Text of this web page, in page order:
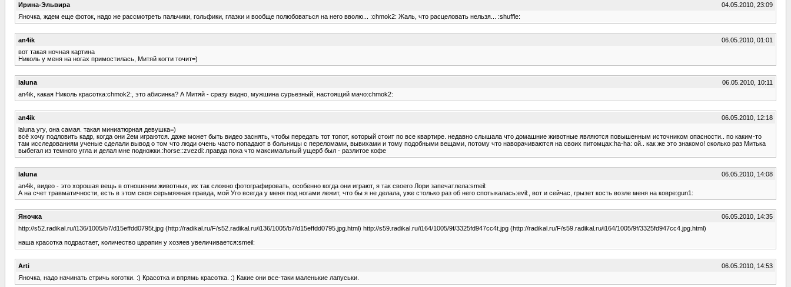
Ирина-Эльвира
04.05.2010, 23:09
Яночка, ждем еще фоток, надо же рассмотреть пальчики, гольфики, глазки и вообще полюбоваться на него вволю... :chmok2: Жаль, что расцеловать нельзя... :shuffle:
an4ik
06.05.2010, 01:01
вот такая ночная картина
Николь у меня на ногах примостилась, Митяй когти точит=)
laluna
06.05.2010, 10:11
an4ik, какая Николь красотка:chmok2:, это абисинка? А Митяй - сразу видно, мужшина сурьезный, настоящий мачо:chmok2:
an4ik
06.05.2010, 12:18
laluna угу, она самая. такая миниатюрная девушка=)
всё хочу подловить кадр, когда они 2ем играются. даже может быть видео заснять, чтобы передать тот топот, который стоит по все квартире. недавно слышала что домашние животные являются повышенным источником опасности.. по каким-то
там исследованиям ученые сделали вывод о том что люди очень часто попадают в больницы с переломами, вывихами и тому подобными вещами, потому что наворачиваются на своих питомцах:ha-ha: ой.. как же это знакомо! сколько раз Митька
выбегал из темного угла и делал мне подножки.:horse::zvezdi:.правда пока что максимальный ущерб был - разлитое кофе
laluna
06.05.2010, 14:08
an4ik, видео - это хорошая вещь в отношении животных, их так сложно фотографировать, особенно когда они играют, я так своего Лори запечатлела:smeil:
А на счет травматичности, есть в этом своя серьмяжная правда, мой Уго всегда у меня под ногами лежит, что бы я не делала, уже столько раз об него спотыкалась:evil:, вот и сейчас, грызет кость возле меня на ковре:gun1:
Яночка
06.05.2010, 14:35
http://s52.radikal.ru/i136/1005/b7/d15effdd0795t.jpg (http://radikal.ru/F/s52.radikal.ru/i136/1005/b7/d15effdd0795.jpg.html) http://s59.radikal.ru/i164/1005/9f/3325fd947cc4t.jpg (http://radikal.ru/F/s59.radikal.ru/i164/1005/9f/3325fd947cc4.jpg.html)
наша красотка подрастает, количество царапин у хозяев увеличивается:smeil:
Arti
06.05.2010, 14:53
Яночка, надо начинать стричь коготки. :) Красотка и впрямь красотка. :) Какие они все-таки маленькие лапуськи.